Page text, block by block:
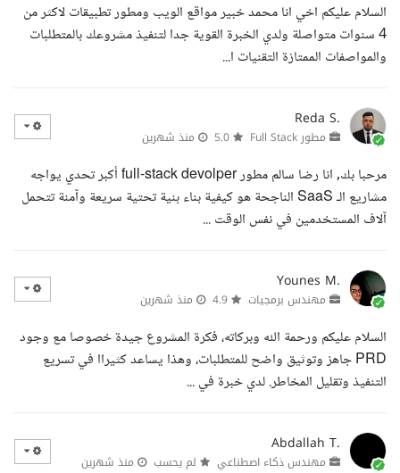
السلام عليكم اخي انا محمد خبير مواقع الويب ومطور تطبيقات لاكثر من
4 سنوات متواصلة ولدي الخبرة القوية جدا لتنفيذ مشروعك بالمتطلبات
والمواصفات الممتازة التقنيات ا...
Reda S.
مطور Full Stack منذ شهرين
مرحبا بك, انا رضا سالم مطور full-stack devolper أكبر تحدي يواجه
مشاريع الـ SaaS الناجحة هو كيفية بناء بنية تحتية سريعة وآمنة تتحمل
آلاف المستخدمين في نفس الوقت ...
Younes M.
مهندس برمجيات منذ شهرين
السلام عليكم ورحمة الله وبركاته، فكرة المشروع جيدة خصوصا مع وجود
PRD جاهز وتوثيق واضح للمتطلبات، وهذا يساعد كثيراا في تسريع
التنفيذ وتقليل المخاطر. لدي خبرة في ...
Abdallah T.
مهندس ذكاء اصطناعي لم يحسب منذ شهرين